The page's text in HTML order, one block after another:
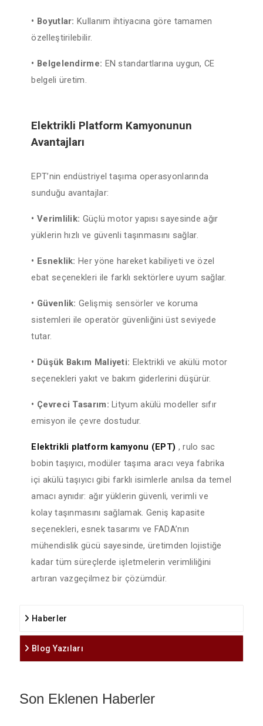
• Boyutlar: Kullanım ihtiyacına göre tamamen
özelleştirilebilir.
• Belgelendirme: EN standartlarına uygun, CE
belgeli üretim.
Elektrikli Platform Kamyonunun
Avantajları
EPT’nin endüstriyel taşıma operasyonlarında
sunduğu avantajlar:
• Verimlilik: Güçlü motor yapısı sayesinde ağır
yüklerin hızlı ve güvenli taşınmasını sağlar.
• Esneklik: Her yöne hareket kabiliyeti ve özel
ebat seçenekleri ile farklı sektörlere uyum sağlar.
• Güvenlik: Gelişmiş sensörler ve koruma
sistemleri ile operatör güvenliğini üst seviyede
tutar.
• Düşük Bakım Maliyeti: Elektrikli ve akülü motor
seçenekleri yakıt ve bakım giderlerini düşürür.
• Çevreci Tasarım: Lityum akülü modeller sıfır
emisyon ile çevre dostudur.
Elektrikli platform kamyonu (EPT) , rulo sac
bobin taşıyıcı, modüler taşıma aracı veya fabrika
içi akülü taşıyıcı gibi farklı isimlerle anılsa da temel
amacı aynıdır: ağır yüklerin güvenli, verimli ve
kolay taşınmasını sağlamak. Geniş kapasite
seçenekleri, esnek tasarımı ve FADA’nın
mühendislik gücü sayesinde, üretimden lojistiğe
kadar tüm süreçlerde işletmelerin verimliliğini
artıran vazgeçilmez bir çözümdür.
Haberler
Blog Yazıları
Son Eklenen Haberler